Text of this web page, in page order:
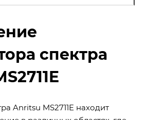
спектра
Anritsu MS2711E находит